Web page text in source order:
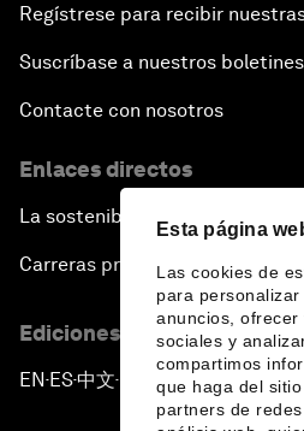
Esta página
Las cookies de
para
anuncios,
sociales y
compartimos
que haga del
partners de
Regístrese para recibir
Suscríbase a nuestros boletines
Contacte con nosotros
Enlaces directos
La sostenibilidad en el Foro
Carreras profesionales
Ediciones en otros idiomas
EN ▪ES▪中文▪ 日本語